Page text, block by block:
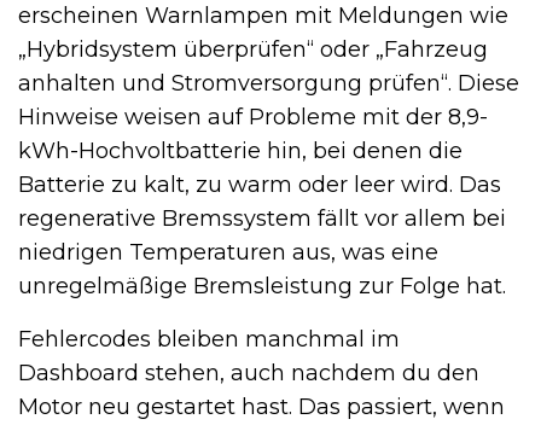
erscheinen Warnlampen mit Meldungen wie
„Hybridsystem überprüfen“ oder „Fahrzeug
anhalten und Stromversorgung prüfen“. Diese
Hinweise weisen auf Probleme mit der 8,9-
kWh-Hochvoltbatterie hin, bei denen die
Batterie zu kalt, zu warm oder leer wird. Das
regenerative Bremssystem fällt vor allem bei
niedrigen Temperaturen aus, was eine
unregelmäßige Bremsleistung zur Folge hat.
Fehlercodes bleiben manchmal im
Dashboard stehen, auch nachdem du den
Motor neu gestartet hast. Das passiert, wenn